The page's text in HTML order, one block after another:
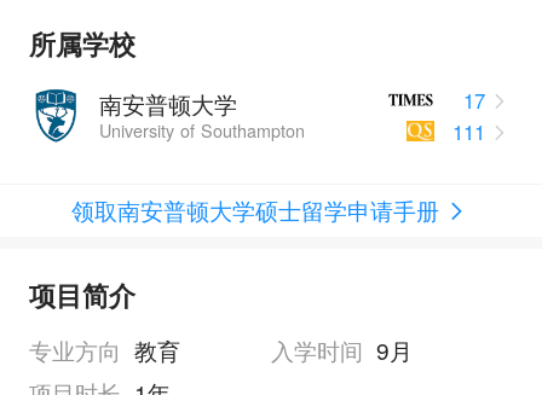
所属学校
南安普顿大学
University of Southampton
17
111
领取南安普顿大学硕士留学申请手册
项目简介
专业方向 教育 入学时间 9月